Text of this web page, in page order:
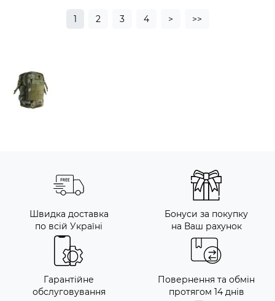
1 2 3 4 > >>
Швидка доставка
по всій Україні
Бонуси за покупку
на Ваш рахунок
Гарантійне
обслуговування
Повернення та обмін
протягом 14 днів